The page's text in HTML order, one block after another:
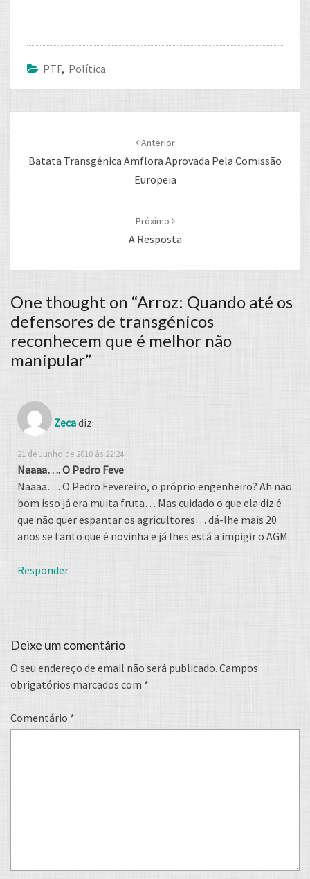
PTF, Política
Anterior
Batata Transgénica Amflora Aprovada Pela Comissão
Europeia
Próximo
A Resposta
One thought on “Arroz: Quando até os
defensores de transgénicos
reconhecem que é melhor não
manipular”
Zecadiz:
21 de Junho de 2010 às 22:24
Naaaa…. O Pedro Feve
Naaaa…. O Pedro Fevereiro, o próprio engenheiro? Ah não
bom isso já era muita fruta… Mas cuidado o que ela diz é
que não quer espantar os agricultores… dá-lhe mais 20
anos se tanto que é novinha e já lhes está a impigir o AGM.
Responder
Deixe um comentário
O seu endereço de email não será publicado. Campos
obrigatórios marcados com *
Comentário *